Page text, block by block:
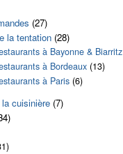
(27)
la tentation (28)
à Bayonne & Biarritz
à Bordeaux (13)
à Paris (6)
cuisinière (7)